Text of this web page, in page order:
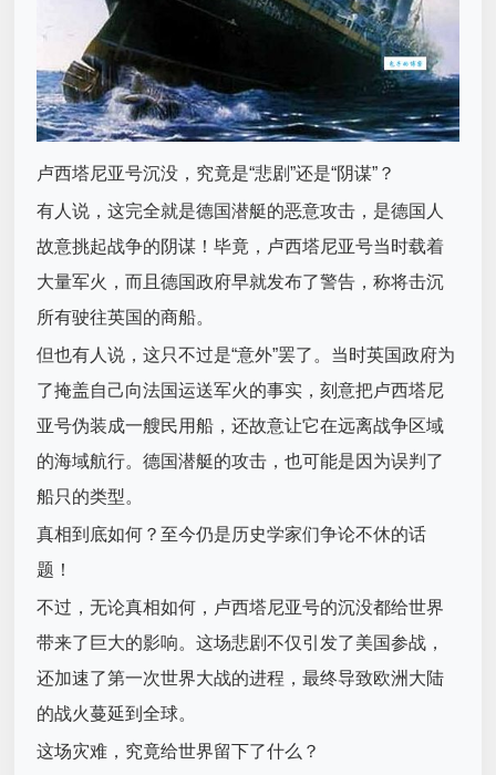
卢西塔尼亚号沉没，究竟是“悲剧”还是“阴谋”？
有人说，这完全就是德国潜艇的恶意攻击，是德国人
故意挑起战争的阴谋！毕竟，卢西塔尼亚号当时载着
大量军火，而且德国政府早就发布了警告，称将击沉
所有驶往英国的商船。
但也有人说，这只不过是“意外”罢了。当时英国政府为
了掩盖自己向法国运送军火的事实，刻意把卢西塔尼
亚号伪装成一艘民用船，还故意让它在远离战争区域
的海域航行。德国潜艇的攻击，也可能是因为误判了
船只的类型。
真相到底如何？至今仍是历史学家们争论不休的话
题！
不过，无论真相如何，卢西塔尼亚号的沉没都给世界
带来了巨大的影响。这场悲剧不仅引发了美国参战，
还加速了第一次世界大战的进程，最终导致欧洲大陆
的战火蔓延到全球。
这场灾难，究竟给世界留下了什么？